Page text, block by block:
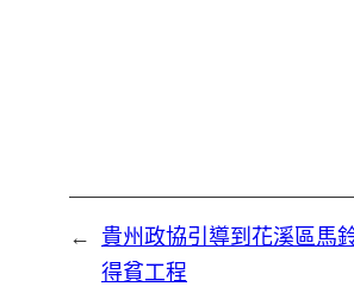
← 貴州政協引導到花溪區馬
得貧工程